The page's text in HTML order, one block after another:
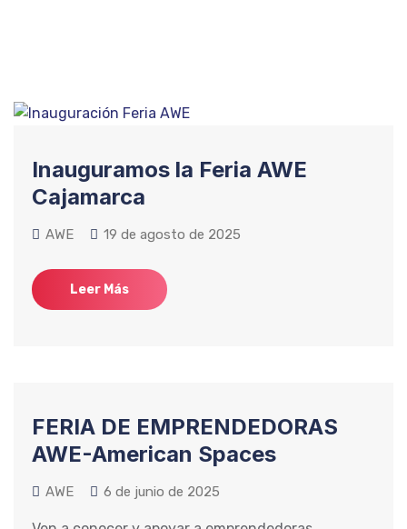
Inauguramos la Feria AWE
Cajamarca
AWE 19 de agosto de 2025
Leer Más
FERIA DE EMPRENDEDORAS
AWE-American Spaces
AWE 6 de junio de 2025